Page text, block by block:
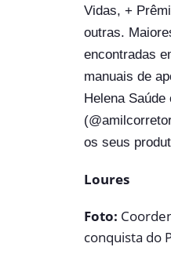
Vidas, +
outras.
encontradas
manuais de
Helena
os seus
Loures
Foto:
conquista do